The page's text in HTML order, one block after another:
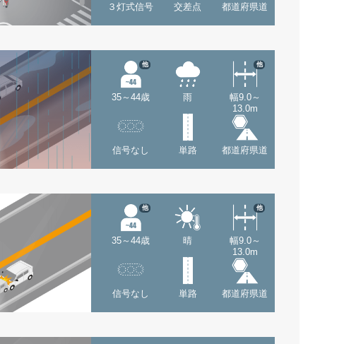
３灯式信号 交差点 都道府県道
35～44歳
他
雨
幅9.0～
13.0m
他
信号なし 単路 都道府県道
35～44歳
他
晴
幅9.0～
13.0m
他
信号なし 単路 都道府県道